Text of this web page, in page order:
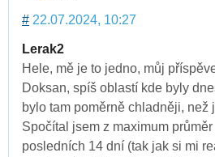
# 22.07.2024, 10:27
Lerak2
Hele, mě je to jedno, můj
Doksan, spíš oblastí kde byly
bylo tam poměrně chladněji, než
Spočítal jsem z maximum
posledních 14 dní (tak jak si mi